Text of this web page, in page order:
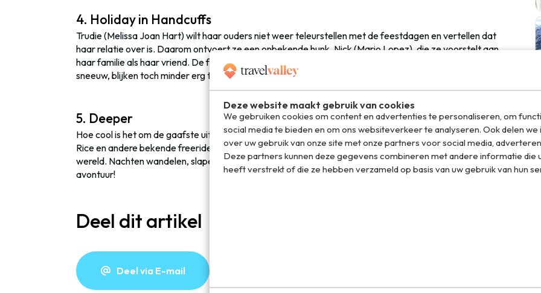
Deze website maakt gebruik van cookies
We gebruiken cookies om content en advertenties te personaliseren, om
social media te bieden en om ons websiteverkeer te analyseren. Ook delen
over uw gebruik van onze site met onze partners voor social media,
Deze partners kunnen deze gegevens combineren met andere informatie die
heeft verstrekt of die ze hebben verzameld op basis van uw gebruik van hun
4. Holiday in Handcuffs
Trudie (Melissa Joan Hart) wilt haar ouders niet weer teleurstellen met de feestdagen en vertellen dat
haar relatie over is. Daarom ontvoert ze een onbekende hunk, Nick (Mario Lopez), die ze voorstelt aan
haar familie als haar vriend. De feestdagen doorbrengen met familie en spelletjes spelen in de witte
sneeuw, blijken toch minder erg te zijn dan verwacht.
5. Deeper
Hoe cool is het om de gaafste uitdagingen aan te gaan op je board?! Jeremy Jones, Josh Dirksen, Travis
Rice en andere bekende freeriders gaan snowboarden in ongerepte natuurgebieden over de hele
wereld. Nachten wandelen, slapen op toppen van bergen terwijl het -20℃ is, sneeuwstormen, wat een
avontuur!
Deel dit artikel
Deel via E-mail